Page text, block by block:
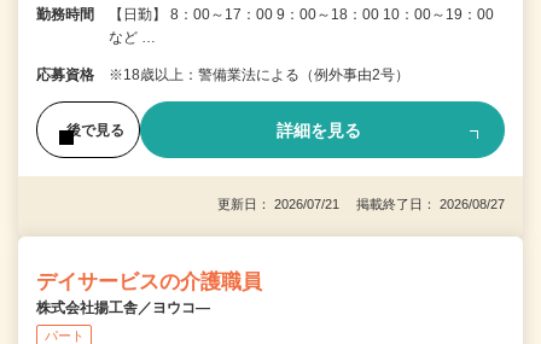
勤務時間
【日勤】 8：00～17：00 9：00～18：00 10：00～19：00
など …
応募資格 ※18歳以上：警備業法による（例外事由2号）
後で見る 詳細を見る
更新日： 2026/07/21 掲載終了日： 2026/08/27
デイサービスの介護職員
株式会社揚工舎／ヨウコ―
パート